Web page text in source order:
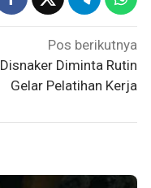
Pos berikutnya
Disnaker Diminta Rutin
Gelar Pelatihan Kerja